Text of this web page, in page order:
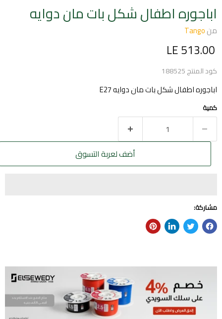
اباجوره اطفال شكل بات مان دوايه
منTango
السعر الحالي
LE 513.00
كود المنتج188525
اباجوره اطفال شكل بات مان دوايه E27
كمية
أضف لعربة التسوق
مشاركة: